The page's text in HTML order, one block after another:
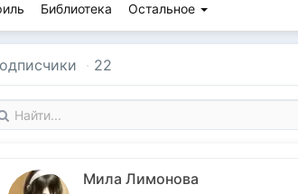
Библиотека Остальное
· 22
Мила Лимонова